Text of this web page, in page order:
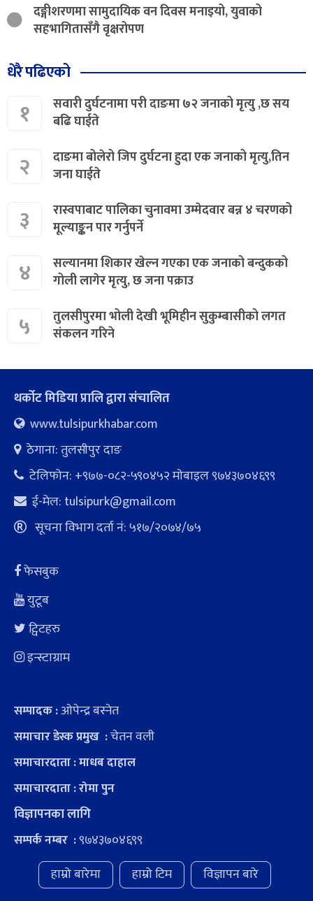
दङ्गीशरणमा सामुदायिक वन दिवस मनाइयो, युवाको
सहभागितासँगै वृक्षरोपण
धेरै पढिएको
१
सवारी दुर्घटनामा परी दाङमा ७२ जनाको मृत्यु ,छ सय
बढि घाईते
२
दाङमा बोलेरो जिप दुर्घटना हुदा एक जनाको मृत्यु,तिन
जना घाईते
३
रास्वपाबाट पालिका चुनावमा उम्मेदवार बन्न ४ चरणको
मूल्याङ्कन पार गर्नुपर्ने
४
सल्यानमा शिकार खेल्न गएका एक जनाको बन्दुकको
गोली लागेर मृत्यु, छ जना पक्राउ
५
तुलसीपुरमा भोली देखी भूमिहीन सुकुम्बासीको लगत
संकलन गरिने
थर्कोट मिडिया प्रालि द्वारा संचालित
www.tulsipurkhabar.com
ठेगाना: तुलसीपुर दाङ
टेलिफोन: +९७७-०८२-५९०४५२ माेबाइल ९७४३७०४६९९
ई-मेल: tulsipurk@gmail.com
सूचना विभाग दर्ता नं: ५१७/२०७४/७५
फेसबुक
युटूब
ट्विटहरु
इन्स्टाग्राम
सम्पादक :ओपेन्द्र बस्नेत
समाचार डेस्क प्रमुख :चेतन वली
समाचारदाता : माधब दाहाल
समाचारदाता : रोमा पुन
विज्ञापनका लागि
सम्पर्क नम्बर :९७४३७०४६९९
हाम्रो बारेमा
हाम्रो टिम विज्ञापन बारे